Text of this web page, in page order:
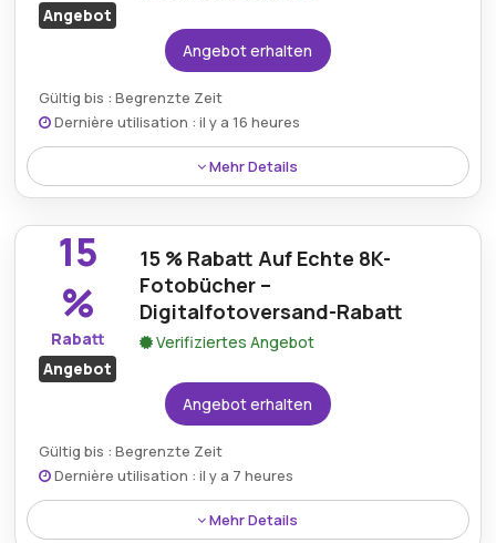
Angebot
Angebot erhalten
Gültig bis : Begrenzte Zeit
Dernière utilisation : il y a 16 heures
Mehr Details
DigitalfotoVersand bietet 25 % Rabatt auf
Acrylglasfotos und gibt Kunden damit die
Möglichkeit, ihre Heim- oder Büroeinrichtung mit
wunderschönen, hochwertigen Fotodisplays zu
einem reduzierten Preis aufzuwerten.
15
%
Rabatt
Angebot
15 % Rabatt Auf Echte 8K-
Fotobücher –
Digitalfotoversand-Rabatt
Verifiziertes Angebot
Angebot erhalten
Gültig bis : Begrenzte Zeit
Dernière utilisation : il y a 7 heures
Mehr Details